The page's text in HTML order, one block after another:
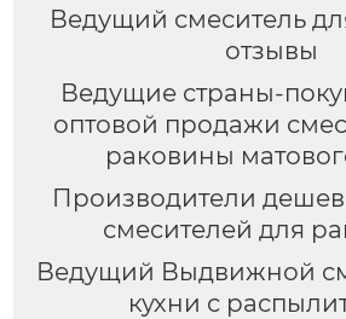
Ведущий смеситель
отзывы
Ведущие страны-
оптовой продажи
раковины
Производители
смесителей для
Ведущий Выдвижной
кухни с